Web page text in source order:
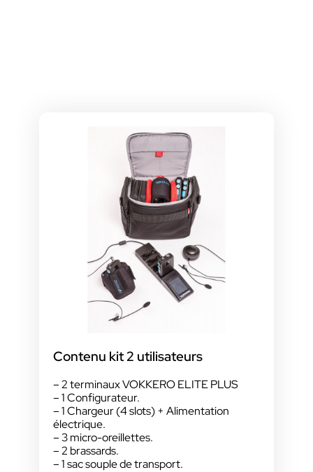
Contenu kit 2 utilisateurs
– 2 terminaux VOKKERO ELITE PLUS
– 1 Configurateur.
– 1 Chargeur (4 slots) + Alimentation
électrique.
– 3 micro-oreillettes.
– 2 brassards.
– 1 sac souple de transport.